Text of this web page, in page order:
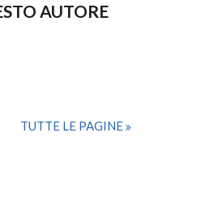
AUTORE
TUTTE LE PAGINE